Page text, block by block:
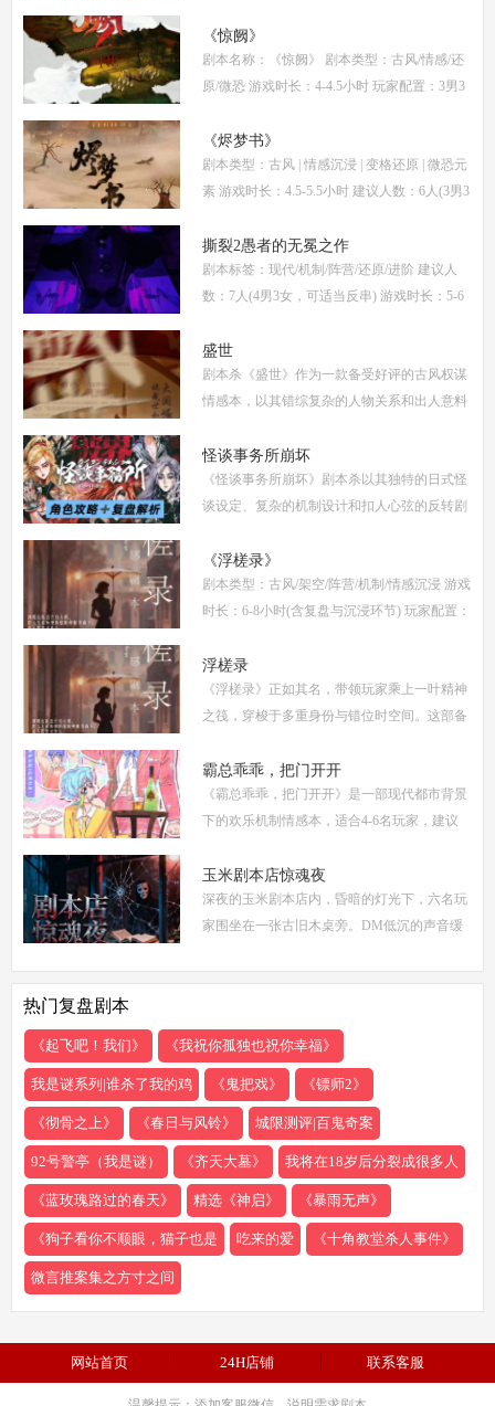
南将从线索流程梳理、角色任务解析、核心诡
计拆
《惊阙》
剧本名称：《惊阙》 剧本类型：古风/情感/还
原/微恐 游戏时长：4-4.5小时 玩家配置：3男3
体验测评内容，复盘答案仅需2步： (1)关注微
信公
《烬梦书》
剧本类型：古风 | 情感沉浸 | 变格还原 | 微恐元
素 游戏时长：4.5-5.5小时 建议人数：6人(3男3
风故事、情感细腻、偏好剧情还原的玩家 《烬
梦
撕裂2愚者的无冕之作
剧本标签：现代/机制/阵营/还原/进阶 建议人
数：7人(4男3女，可适当反串) 游戏时长：5-6
《撕裂2愚者的无冕之作》玩家点评关键词：
机制
盛世
剧本杀《盛世》作为一款备受好评的古风权谋
情感本，以其错综复杂的人物关系和出人意料
供全面的复盘解析，包括角色攻略、关键线索
解
怪谈事务所崩坏
《怪谈事务所崩坏》剧本杀以其独特的日式怪
谈设定、复杂的机制设计和扣人心弦的反转剧
复盘、体验测评、新本攻略、类型时间和玩家
点
《浮槎录》
剧本类型：古风/架空/阵营/机制/情感沉浸 游戏
时长：6-8小时(含复盘与沉浸环节) 玩家配置：
别选择以增强代入感) 适合玩家：适合喜爱深
度
浮槎录
《浮槎录》正如其名，带领玩家乘上一叶精神
之筏，穿梭于多重身份与错位时空间。这部备
精密的机制设计和深刻的人性探讨，在剧本杀
圈
霸总乖乖，把门开开
《霸总乖乖，把门开开》是一部现代都市背景
下的欢乐机制情感本，适合4-6名玩家，建议
争、家族恩怨与情感纠葛，以轻松幽默的笔触
描绘了一
玉米剧本店惊魂夜
深夜的玉米剧本店内，昏暗的灯光下，六名玩
家围坐在一张古旧木桌旁。DM低沉的声音缓
热门复盘剧本
《起飞吧！我们》 《我祝你孤独也祝你幸福》
我是谜系列|谁杀了我的鸡 《鬼把戏》 《镖师2》
《彻骨之上》 《春日与风铃》 城限测评|百鬼奇案
92号警亭（我是谜） 《齐天大墓》 我将在18岁后分裂成很多人
《蓝玫瑰路过的春天》 精选《神启》 《暴雨无声》
《狗子看你不顺眼，猫子也是 吃来的爱 《十角教堂杀人事件》
微言推案集之方寸之间
网站首页 24H店铺 联系客服